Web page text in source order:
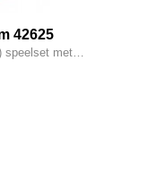
42625
speelset met…